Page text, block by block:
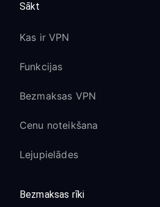
Sākt
Kas ir VPN
Funkcijas
Bezmaksas VPN
Cenu noteikšana
Lejupielādes
Bezmaksas rīki